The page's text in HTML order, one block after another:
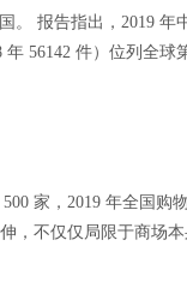
。 报告指出，2019 年
56142 件）位列全球
家，2019 年全国购
，不仅仅局限于商场